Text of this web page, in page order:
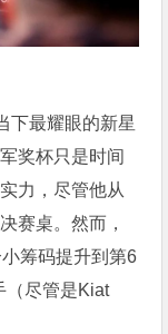
下最耀眼的新星
奖杯只是时间
力，尽管他从
赛桌。然而，
筹码提升到第6
（尽管是Kiat